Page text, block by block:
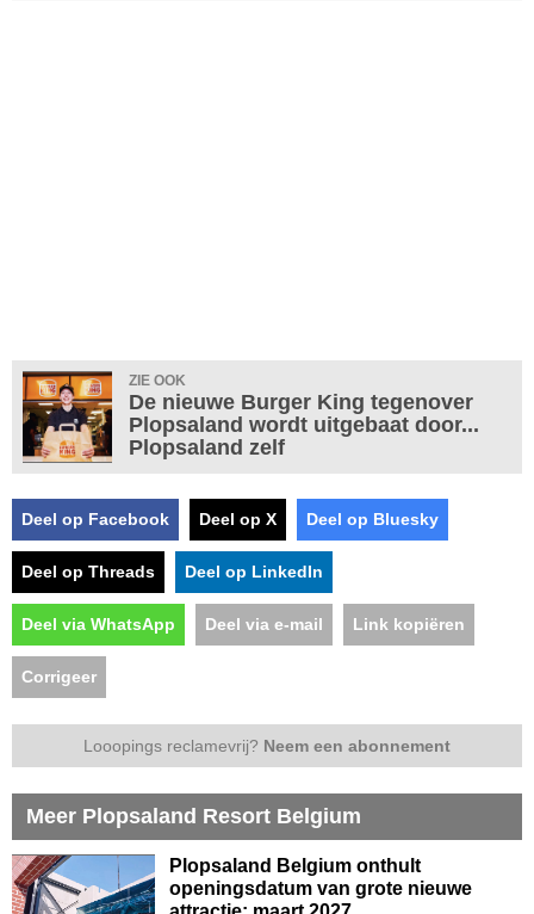
ZIE OOK
De nieuwe Burger King tegenover
Plopsaland wordt uitgebaat door...
Plopsaland zelf
Deel op Facebook Deel op X Deel op Bluesky
Deel op Threads Deel op LinkedIn
Deel via WhatsApp Deel via e-mail Link kopiëren
Corrigeer
Looopings reclamevrij? Neem een abonnement
Meer Plopsaland Resort Belgium
Plopsaland Belgium onthult
openingsdatum van grote nieuwe